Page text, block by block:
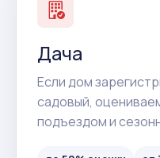
Дача
Если дом
садовый,
подъездом и